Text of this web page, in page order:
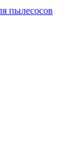
пылесосов